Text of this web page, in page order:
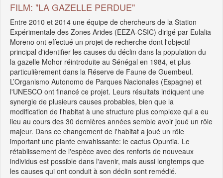
FILM: "LA GAZELLE PERDUE"
Entre 2010 et 2014 une équipe de chercheurs de la Station
Expérimentale des Zones Arides (EEZA-CSIC) dirigé par Eulalia
Moreno ont effectué un projet de recherche dont l'objectif
principal d'identifier les causes du déclin dans la population du
la gazelle Mohor réintroduite au Sénégal en 1984, et plus
particulièrement dans la Réserve de Faune de Guembeul.
L’Organismo Autonomo de Parques Nacionales (Espagne) et
l'UNESCO ont financé ce projet. Leurs résultats indiquent une
synergie de plusieurs causes probables, bien que la
modification de l'habitat à une structure plus complexe qui a eu
lieu au cours des 30 dernières années semble avoir joué un rôle
majeur. Dans ce changement de l'habitat a joué un rôle
important une plante envahissante: le cactus Opuntia. Le
rétablissement de l'espèce avec des renforts de nouveaux
individus est possible dans l'avenir, mais aussi longtemps que
les causes qui ont conduit à son déclin sont remédié.